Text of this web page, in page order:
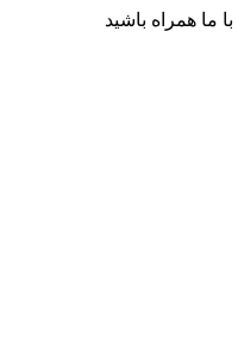
با ما همراه باشید